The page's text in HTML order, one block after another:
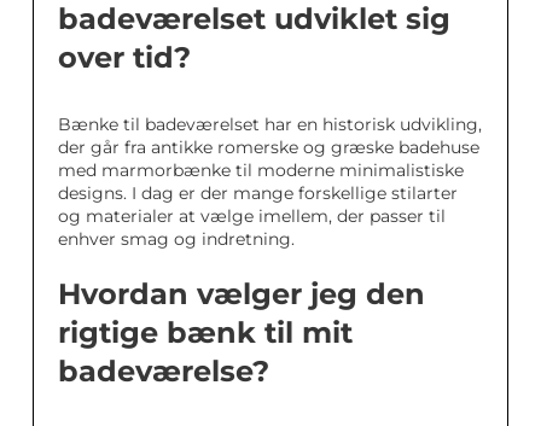
badeværelset udviklet sig
over tid?
Bænke til badeværelset har en historisk udvikling,
der går fra antikke romerske og græske badehuse
med marmorbænke til moderne minimalistiske
designs. I dag er der mange forskellige stilarter
og materialer at vælge imellem, der passer til
enhver smag og indretning.
Hvordan vælger jeg den
rigtige bænk til mit
badeværelse?